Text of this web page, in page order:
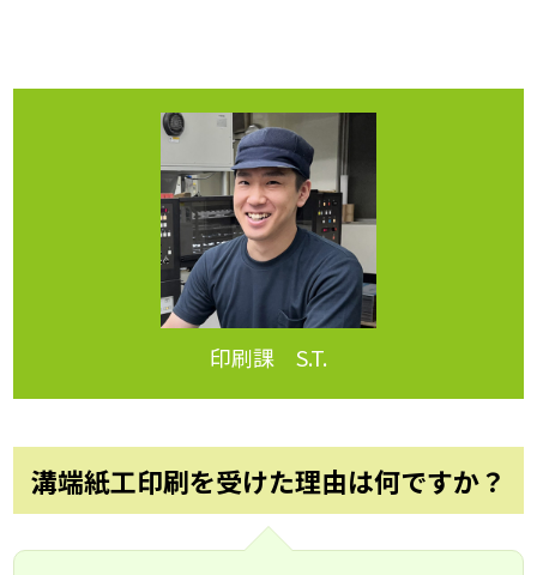
印刷課 S.T.
溝端紙工印刷を受けた理由は何ですか？